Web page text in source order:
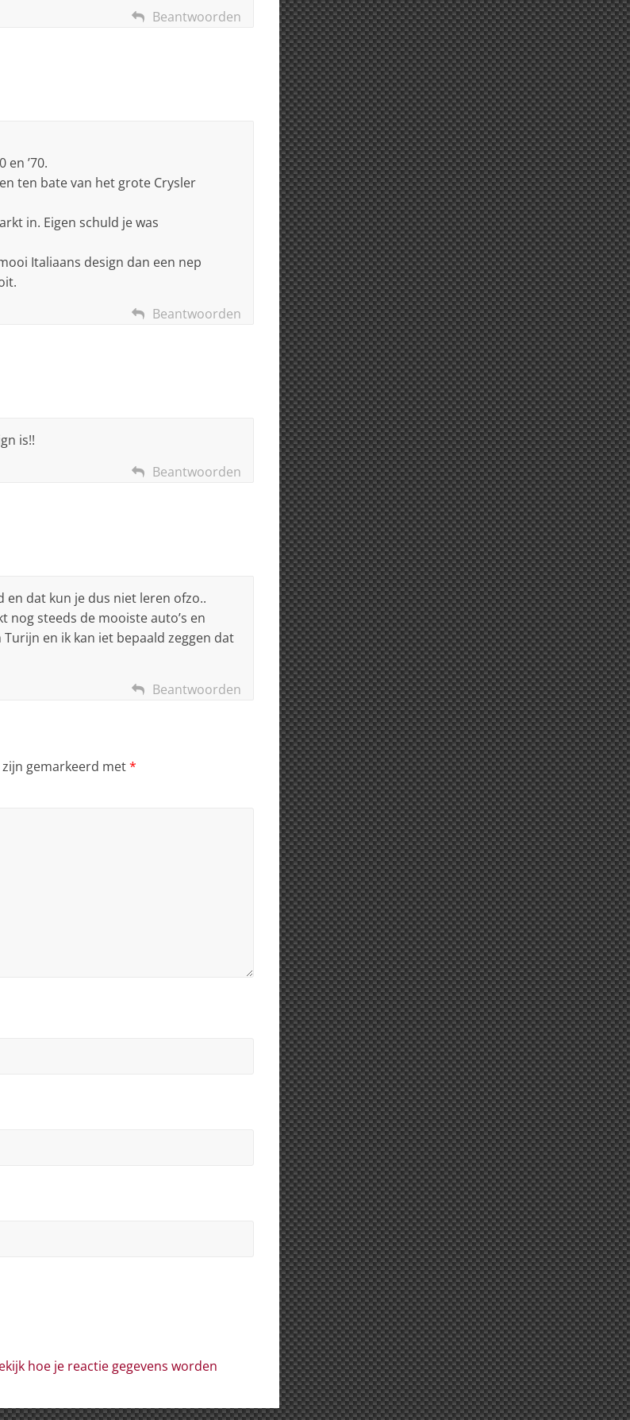
Beantwoorden
en ’70.
ten bate van het grote Crysler
in. Eigen schuld je was
Italiaans design dan een nep
Beantwoorden
is!!
Beantwoorden
dat kun je dus niet leren ofzo..
nog steeds de mooiste auto’s en
en ik kan iet bepaald zeggen dat
Beantwoorden
gemarkeerd met*
hoe je reactie gegevens worden